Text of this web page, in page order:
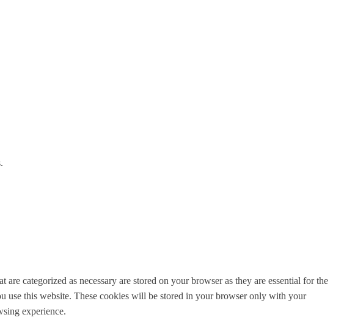
categorized as necessary are stored on your browser as they are essential for the
use this website. These cookies will be stored in your browser only with your
experience.